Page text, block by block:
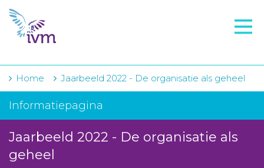
VMI
FTO voorbereiding
IVM-academie
Zorginstellingen
Projecten
Home Jaarbeeld 2022 - De organisatie als geheel
Informatiepagina
Jaarbeeld 2022 - De organisatie als
geheel